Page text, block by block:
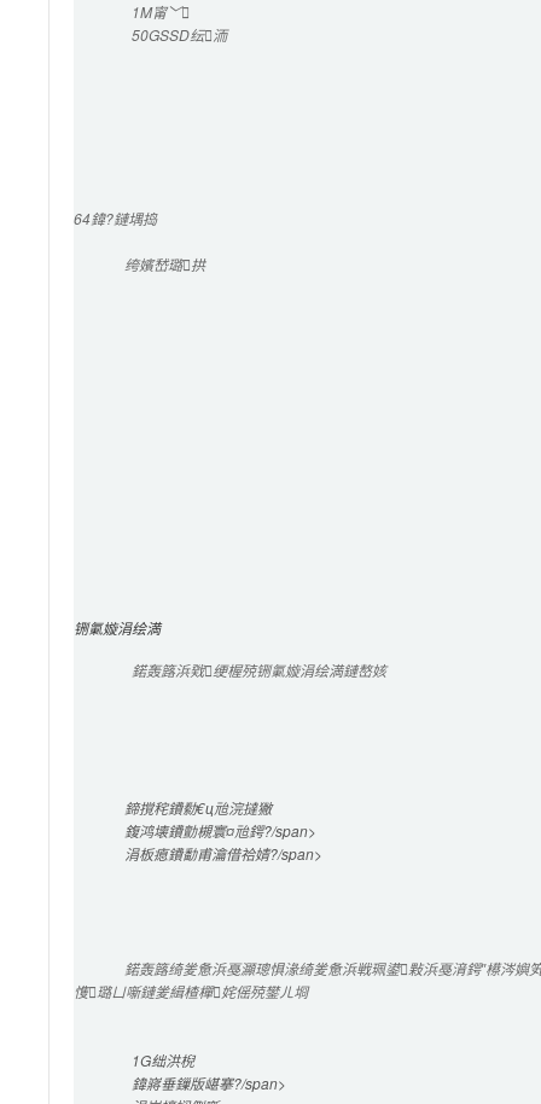
1M甯﹀
50GSSD纭洏
64鍏?鏈堣捣
绔嬪嵆璐拱
铏氭嫙涓绘満
鍩轰簬浜戣绠楃殑铏氭嫙涓绘満鏈嶅姟
鍗撹秺鐨勬€ц兘浣撻獙
鍑鸿壊鐨勯槻寰¤兘鍔?/span>
涓板瘜鐨勫甫瀹借祫婧?/span>
鍩轰簬绮夎惫浜戞灦璁惧湪绮夎惫浜戦珮鍙敤浜戞湇鍔″櫒涔
愯璐ㄩ噺鏈夎緝楂樿姹傜殑鐢ㄦ埛
1G绌洪棿
鍏嶈垂鏁版嵁搴?/span>